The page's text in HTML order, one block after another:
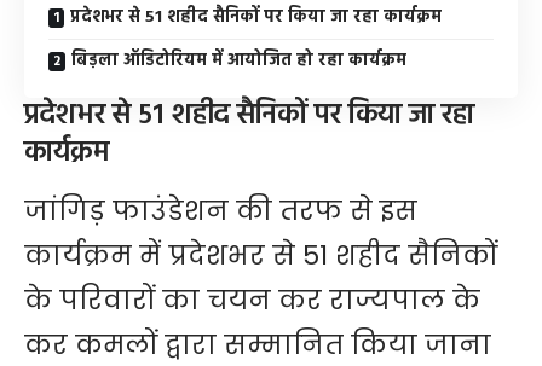
प्रदेशभर से 51 शहीद सैनिकों पर किया जा रहा कार्यक्रम
बिड़ला ऑडिटोरियम में आयोजित हो रहा कार्यक्रम
प्रदेशभर से 51 शहीद सैनिकों पर किया जा रहा
कार्यक्रम
जांगिड़ फाउंडेशन की तरफ से इस
कार्यक्रम में प्रदेशभर से 51 शहीद सैनिकों
के परिवारों का चयन कर राज्यपाल के
कर कमलों द्वारा सम्मानित किया जाना